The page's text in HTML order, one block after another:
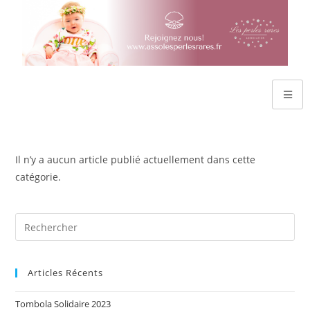
Il n’y a aucun article publié actuellement dans cette
catégorie.
Articles Récents
Tombola Solidaire 2023